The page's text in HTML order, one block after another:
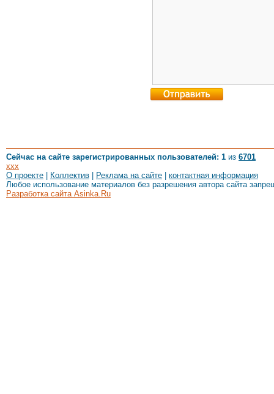
Сейчас на сайте зарегистрированных пользователей: 1 из 6701
xxx
О проекте
Коллектив Реклама на сайте
контактная информация
Любое использование материалов без разрешения автора сайта
Разработка сайта Asinka.Ru